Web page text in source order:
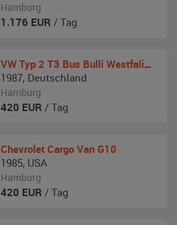
Hamburg
1.176 EUR / Tag
VW Typ 2 T3 Bus Bulli Westfalia Joker
1987, Deutschland
Hamburg
420 EUR / Tag
Chevrolet Cargo Van G10
1985, USA
Hamburg
420 EUR / Tag